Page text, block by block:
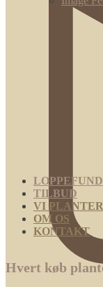
LOPPEFUND
TILBUD
VI
OM OS
KONTAKT
Hvert køb